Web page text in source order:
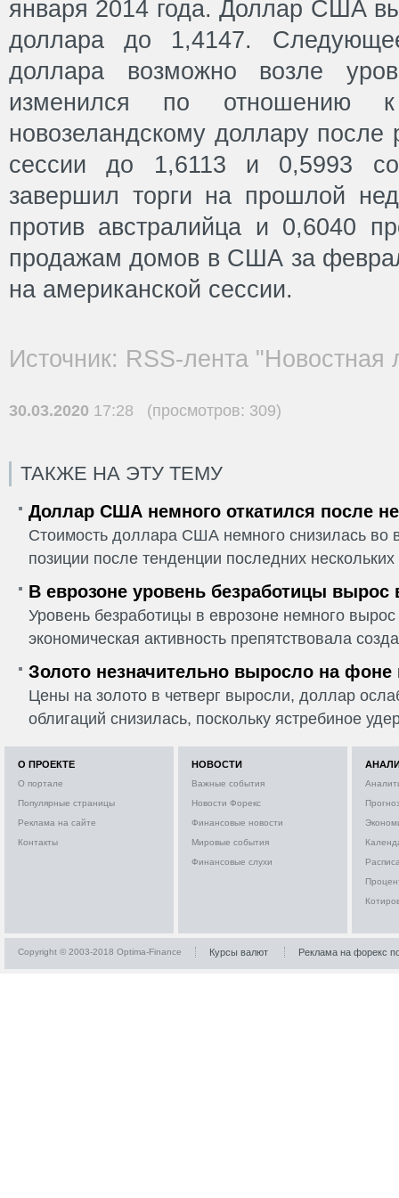
января 2014 года. Доллар США
доллара до 1,4147.
доллара возможно возле
изменился по отношению
новозеландскому доллару после
сессии до 1,6113 и 0,5993
завершил торги на прошлой
против австралийца и 0,6040
продажам домов в США за
на американской сессии.
Источник: RSS-лента "Новостная
30.03.2020 17:28 (просмотров: 309)
ТАКЖЕ НА ЭТУ ТЕМУ
Доллар США немного откатился после
Стоимость доллара США немного снизилась во
позиции после тенденции последних
В еврозоне уровень безработицы вырос
Уровень безработицы в еврозоне немного
экономическая активность препятствовала
Золото незначительно выросло на фоне
Цены на золото в четверг выросли, доллар
облигаций снизилась, поскольку ястребиное
О ПРОЕКТЕ
О портале
Популярные страницы
Реклама на сайте
Контакты
НОВОСТИ
Важные события
Новости Форекс
Финансовые новости
Мировые события
Финансовые слухи
Copyright © 2003-2018 Optima-Finance Курсы валют Реклама на форекс